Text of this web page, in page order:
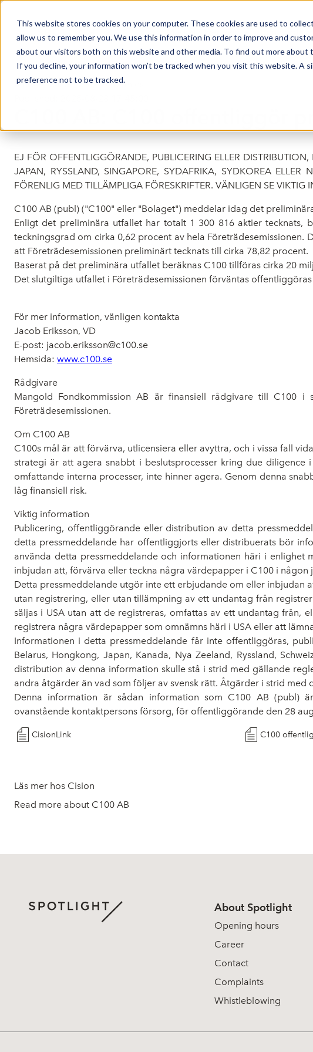
This website stores cookies on your computer. These cookies are used to
allow us to remember you. We use this information in order to improve and
about our visitors both on this website and other media. To find out more about
If you decline, your information won’t be tracked when you visit this website. A
preference not to be tracked.
Press release from Companies
C100 AB: C100 offentliggör
EJ FÖR OFFENTLIGGÖRANDE, PUBLICERING ELLER
JAPAN, RYSSLAND, SINGAPORE, SYDAFRIKA, SYDKOREA
FÖRENLIG MED TILLÄMPLIGA FÖRESKRIFTER. VÄNLIGEN SE
C100 AB (publ) ("C100" eller "Bolaget") meddelar idag det
Enligt det preliminära utfallet har totalt 1 300 816 aktier tecknats,
teckningsgrad om cirka 0,62 procent av hela
att Företrädesemissionen preliminärt tecknats till cirka 78,82 procent.
Baserat på det preliminära utfallet beräknas C100 tillföras cirka 20
Det slutgiltiga utfallet i Företrädesemissionen förväntas
För mer information, vänligen kontakta
Jacob Eriksson, VD
E-post: jacob.eriksson@c100.se
Hemsida: www.c100.se
Rådgivare
Mangold Fondkommission AB är finansiell rådgivare till C100 i
Företrädesemissionen.
Om C100 AB
C100s mål är att förvärva, utlicensiera eller avyttra, och i vissa fall
strategi är att agera snabbt i beslutsprocesser kring due
omfattande interna processer, inte hinner agera. Genom denna
låg finansiell risk.
Viktig information
Publicering, offentliggörande eller distribution av detta
detta pressmeddelande har offentliggjorts eller distribuerats bör
använda detta pressmeddelande och informationen häri i
inbjudan att, förvärva eller teckna några värdepapper i C100 i
Detta pressmeddelande utgör inte ett erbjudande om eller inbjudan
utan registrering, eller utan tillämpning av ett undantag från
säljas i USA utan att de registreras, omfattas av ett undantag från,
registrera några värdepapper som omnämns häri i USA eller att
Informationen i detta pressmeddelande får inte offentliggöras,
Belarus, Hongkong, Japan, Kanada, Nya Zeeland, Ryssland,
distribution av denna information skulle stå i strid med gällande
andra åtgärder än vad som följer av svensk rätt. Åtgärder i strid
Denna information är sådan information som C100 AB (publ)
ovanstående kontaktpersons försorg, för offentliggörande den 28
CisionLink
Läs mer hos Cision
Read more about C100 AB
About Spotlight
Opening hours
Career
Contact
Complaints
Whistleblowing